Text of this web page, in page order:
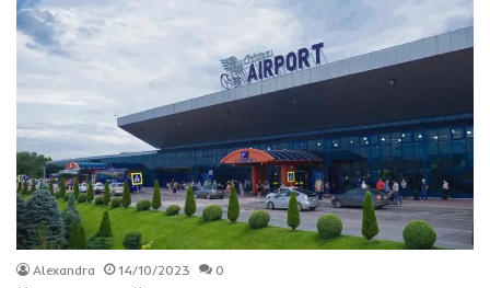
Alexandra 14/10/2023 0